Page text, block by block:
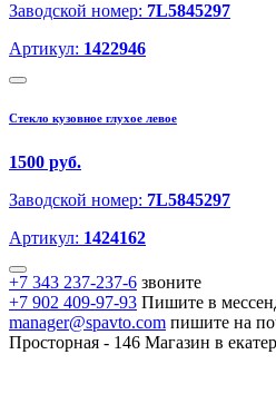
Заводской номер: 7L5845297
Артикул: 1422946
Стекло кузовное глухое левое
1500 руб.
Заводской номер: 7L5845297
Артикул: 1424162
+7 343 237-237-6 звоните
+7 902 409-97-93 Пишите в
manager@spavto.com пишите на
Просторная - 146 Магазин в